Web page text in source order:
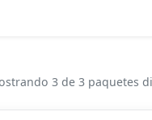
3 de 3 paquetes